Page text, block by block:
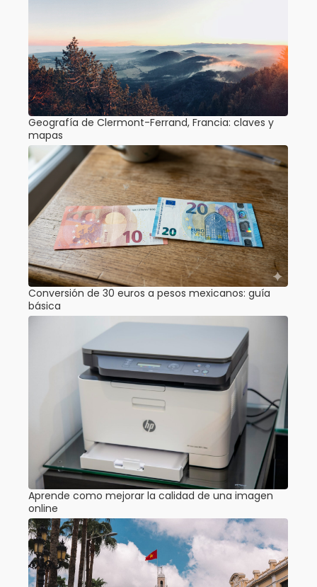
Geografía de Clermont-Ferrand, Francia: claves y
mapas
Conversión de 30 euros a pesos mexicanos: guía
básica
Aprende como mejorar la calidad de una imagen
online